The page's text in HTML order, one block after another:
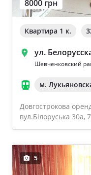
8000 грн
Квартира 1 к.
ул.
Шевченковский
м.
Довгострокова
вул.Білоруська 30а,
5